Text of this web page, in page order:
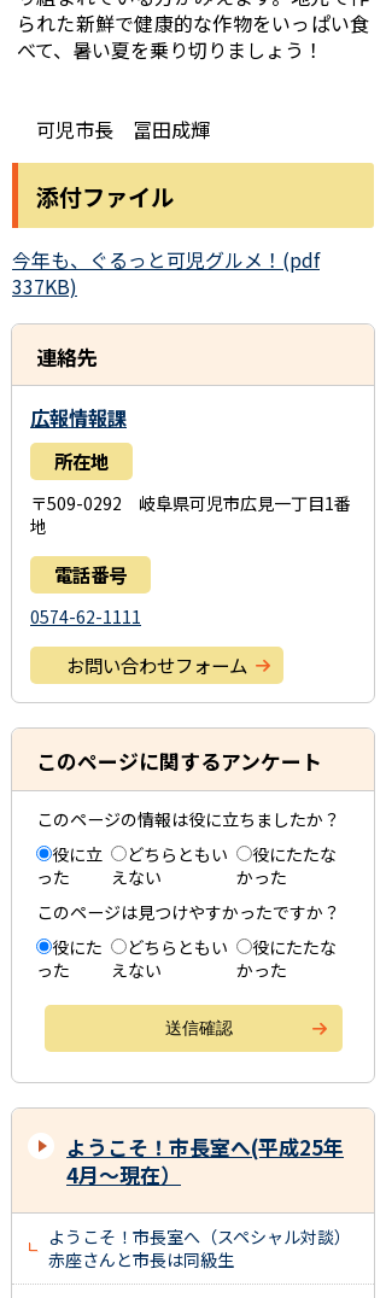
られた新鮮で健康的な作物をいっぱい食
べて、暑い夏を乗り切りましょう！
可児市長 冨田成輝
添付ファイル
今年も、ぐるっと可児グルメ！(pdf
337KB)
連絡先
広報情報課
所在地
〒509-0292 岐阜県可児市広見一丁目1番
地
電話番号
0574-62-1111
お問い合わせフォーム
このページに関するアンケート
このページの情報は役に立ちましたか？
役に立
った
どちらともい
えない
役にたたな
かった
このページは見つけやすかったですか？
役にた
った
どちらともい
えない
役にたたな
かった
ようこそ！市長室へ(平成25年
4月～現在）
ようこそ！市長室へ（スペシャル対談）
赤座さんと市長は同級生